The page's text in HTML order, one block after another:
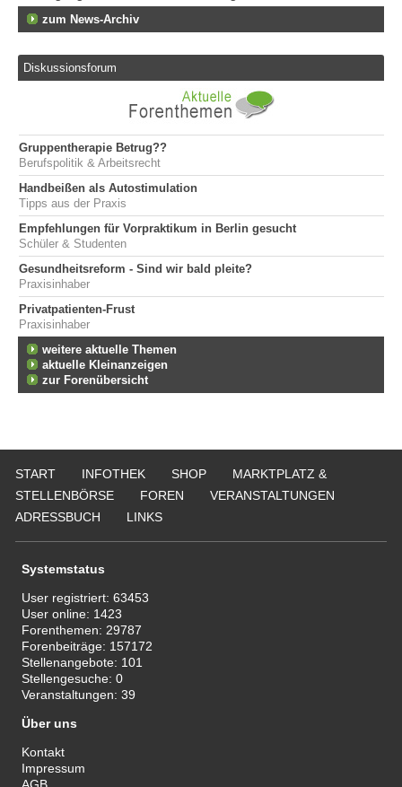
zum News-Archiv
Diskussionsforum
Gruppentherapie Betrug??
Berufspolitik & Arbeitsrecht
Handbeißen als Autostimulation
Tipps aus der Praxis
Empfehlungen für Vorpraktikum in Berlin gesucht
Schüler & Studenten
Gesundheitsreform - Sind wir bald pleite?
Praxisinhaber
Privatpatienten-Frust
Praxisinhaber
weitere aktuelle Themen
aktuelle Kleinanzeigen
zur Forenübersicht
START INFOTHEK SHOP
MARKTPLATZ &
STELLENBÖRSE
FOREN
VERANSTALTUNGEN
ADRESSBUCH
LINKS
Systemstatus
User registriert:63453
User online: 1423
Forenthemen: 29787
Forenbeiträge: 157172
Stellenangebote: 101
Stellengesuche:0
Veranstaltungen:39
Über uns
Kontakt
Impressum
AGB